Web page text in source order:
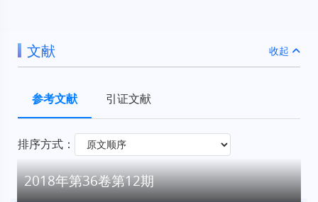
文献 收起
参考文献 引证文献
排序方式：
2018年第36卷第12期